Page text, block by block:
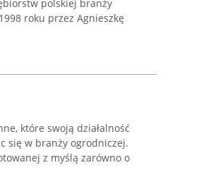
polskiej branży
roku przez Agnieszkę
które swoją działalność
się w branży ogrodniczej.
z myślą zarówno o